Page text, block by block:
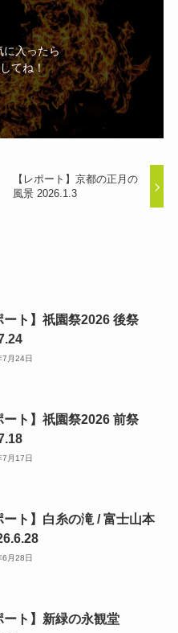
に入ったら
てね！
【レポート】京都の正月の
風景 2026.1.3
ート】祇園祭2026 後祭
月24日
ート】祇園祭2026 前祭
月17日
ート】白糸の滝 / 富士山本
月28日
ート】新緑の永観堂